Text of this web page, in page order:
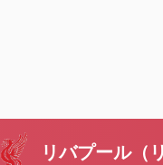
リバプール